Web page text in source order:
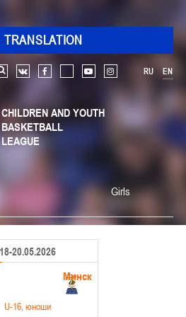
TRANSLATION
RU EN
Search vk facebook youtube instagram
CHILDREN AND YOUTH
BASKETBALL
LEAGUE
Girls
18-20.05.2026
Минск
U-16 , юноши